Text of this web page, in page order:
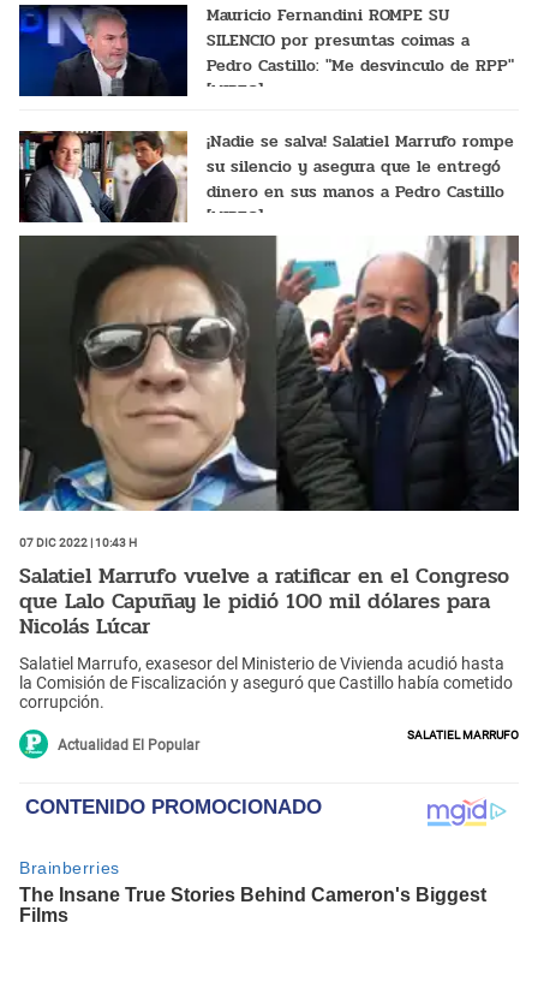
Mauricio Fernandini ROMPE SU
SILENCIO por presuntas coimas a
Pedro Castillo: "Me desvinculo de RPP"
[VIDEO]
¡Nadie se salva! Salatiel Marrufo rompe
su silencio y asegura que le entregó
dinero en sus manos a Pedro Castillo
[VIDEO]
07 Dic 2022 | 10:43 h
Salatiel Marrufo vuelve a ratificar en el Congreso
que Lalo Capuñay le pidió 100 mil dólares para
Nicolás Lúcar
Salatiel Marrufo, exasesor del Ministerio de Vivienda acudió hasta
la Comisión de Fiscalización y aseguró que Castillo había cometido
corrupción.
Actualidad El Popular
Salatiel Marrufo